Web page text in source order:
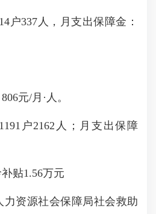
337人，月支出保障金：
元/月·人。
户2162人；月支出保障
贴1.56万元
资源社会保障局社会救助